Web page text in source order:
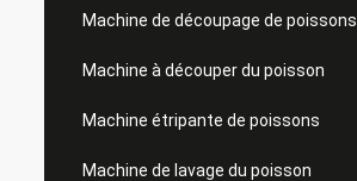
Machine de découpage de poissons
Machine à découper du poisson
Machine étripante de poissons
Machine de lavage du poisson